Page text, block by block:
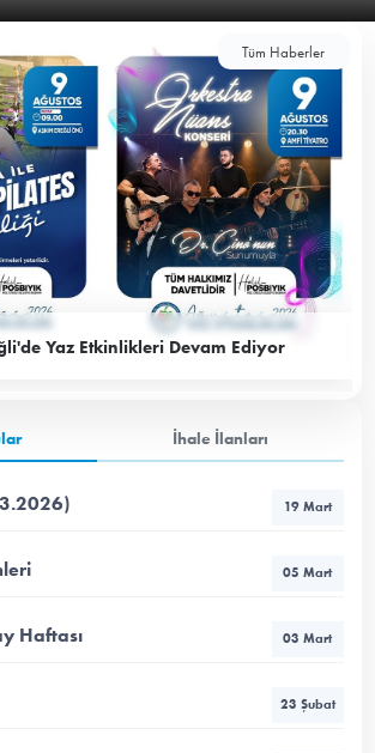
Tüm Haberler
Yaz Etkinlikleri Devam Ediyor
İhale İlanları
19 Mart
05 Mart
Haftası 03 Mart
23 Şubat